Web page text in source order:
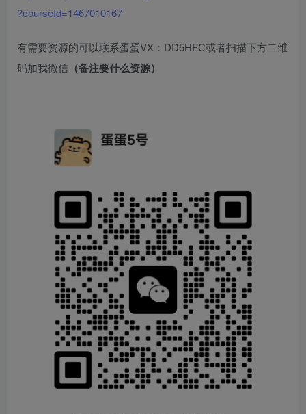
?courseId=1467010167
有需要资源的可以联系蛋蛋VX：DD5HFC或者扫描下方二维
码加我微信 （备注要什么资源）